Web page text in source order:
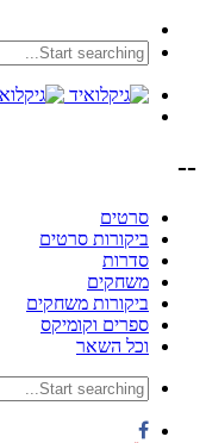
--
סרטים
ביקורות סרטים
סדרות
משחקים
ביקורות משחקים
ספרים וקומיקס
וכל השאר